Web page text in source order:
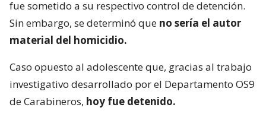
fue sometido a su respectivo control de detención.
Sin embargo, se determinó que no sería el autor
material del homicidio.
Caso opuesto al adolescente que, gracias al trabajo
investigativo desarrollado por el Departamento OS9
de Carabineros, hoy fue detenido.